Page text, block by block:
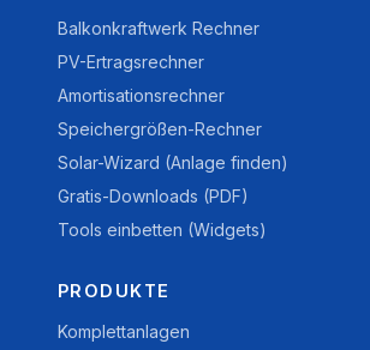
Balkonkraftwerk Rechner
PV-Ertragsrechner
Amortisationsrechner
Speichergrößen-Rechner
Solar-Wizard (Anlage finden)
Gratis-Downloads (PDF)
Tools einbetten (Widgets)
PRODUKTE
Komplettanlagen